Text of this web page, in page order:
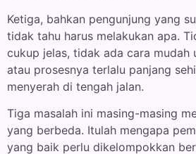
Ketiga, bahkan pengunjung yang
tidak tahu harus melakukan apa.
cukup jelas, tidak ada cara mudah
atau prosesnya terlalu panjang
menyerah di tengah jalan.
Tiga masalah ini masing-masing
yang berbeda. Itulah mengapa
yang baik perlu dikelompokkan